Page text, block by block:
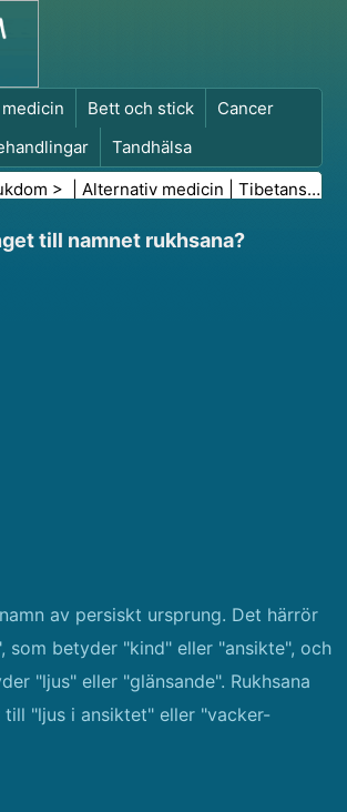
Bett och stick
Cancer
Tandhälsa
Familjehälsa
> | Alternativ medicin Tibetansk medicin
till namnet rukhsana?
av persiskt ursprung. Det härrör
som betyder "kind" eller "ansikte", och
"ljus" eller "glänsande". Rukhsana
"ljus i ansiktet" eller "vacker-